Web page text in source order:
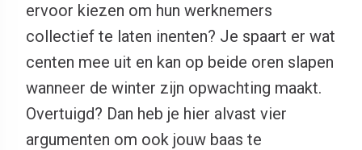
ervoor kiezen om hun werknemers
collectief te laten inenten? Je spaart er wat
centen mee uit en kan op beide oren slapen
wanneer de winter zijn opwachting maakt.
Overtuigd? Dan heb je hier alvast vier
argumenten om ook jouw baas te